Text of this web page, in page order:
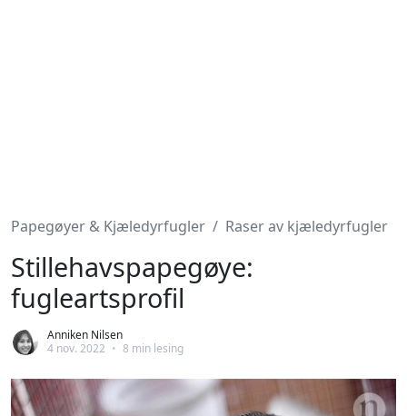
Papegøyer & Kjæledyrfugler Raser av kjæledyrfugler
Stillehavspapegøye:
fugleartsprofil
Anniken Nilsen
4 nov. 2022 • 8 min lesing